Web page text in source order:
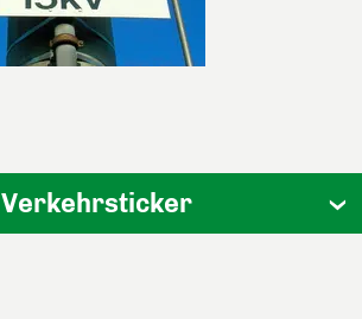
Verkehrsticker